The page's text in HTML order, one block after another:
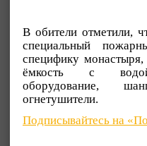
В обители отметили,
специальный
специфику
ёмкость с водой,
оборудование,
огнетушители.
Подписывайтесь на